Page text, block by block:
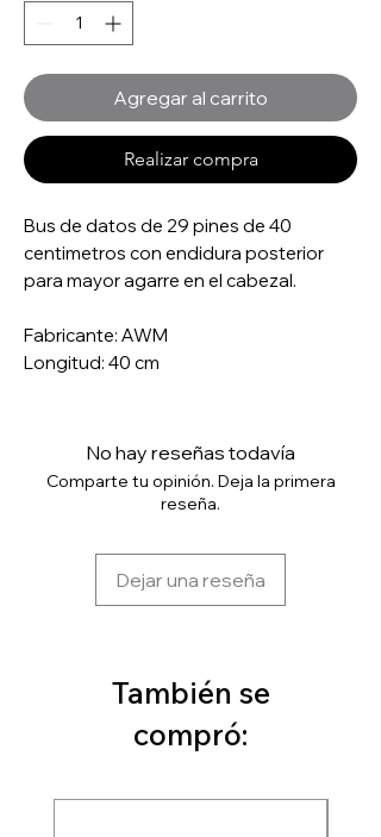
Agregar al carrito
Realizar compra
Bus de datos de 29 pines de 40
centimetros con endidura posterior
para mayor agarre en el cabezal.
Fabricante: AWM
Longitud: 40 cm
No hay reseñas todavía
Comparte tu opinión. Deja la primera
reseña.
Dejar una reseña
También se
compró: